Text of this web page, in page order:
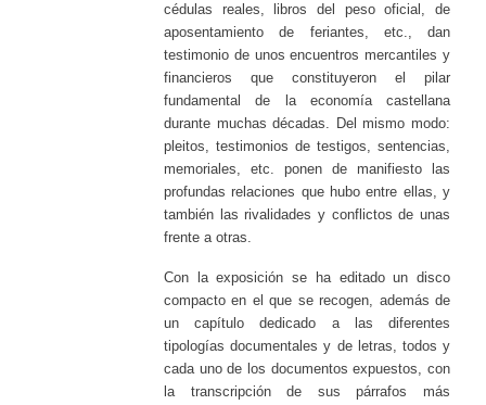
cédulas reales, libros del peso oficial, de
aposentamiento de feriantes, etc., dan
testimonio de unos encuentros mercantiles y
financieros que constituyeron el pilar
fundamental de la economía castellana
durante muchas décadas. Del mismo modo:
pleitos, testimonios de testigos, sentencias,
memoriales, etc. ponen de manifiesto las
profundas relaciones que hubo entre ellas, y
también las rivalidades y conflictos de unas
frente a otras.
Con la exposición se ha editado un disco
compacto en el que se recogen, además de
un capítulo dedicado a las diferentes
tipologías documentales y de letras, todos y
cada uno de los documentos expuestos, con
la transcripción de sus párrafos más